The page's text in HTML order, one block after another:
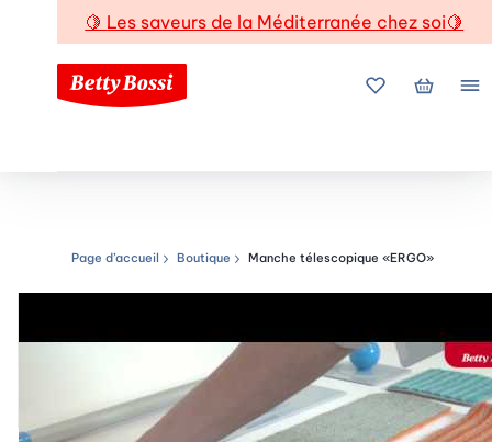
🍋 Les saveurs de la Méditerranée chez soi🍋
Mes favoris
Mon
Chemin de navigation
Page d’accueil Boutique Manche télescopique «ERGO»